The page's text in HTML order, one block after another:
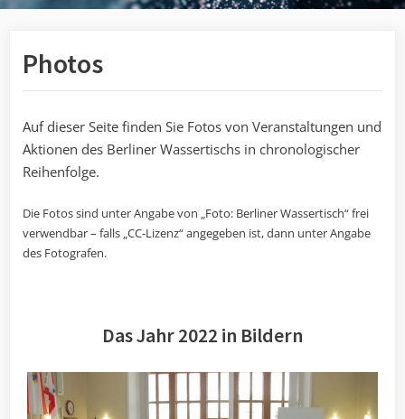
Photos
Auf dieser Seite finden Sie Fotos von Veranstaltungen und
Aktionen des Berliner Wassertischs in chronologischer
Reihenfolge.
Die Fotos sind unter Angabe von „Foto: Berliner Wassertisch“ frei
verwendbar – falls „CC-Lizenz“ angegeben ist, dann unter Angabe
des Fotografen.
Das Jahr 2022 in Bildern